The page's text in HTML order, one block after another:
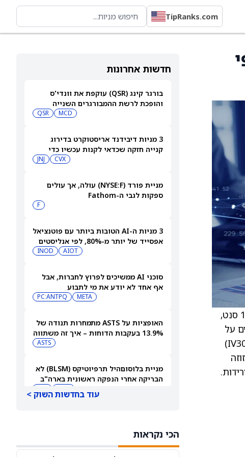
TipRanks.com
חדשות אחרונות
בורגר קינג (QSR) עוקפת את וונדי'ס
והופכת לרשת ההמבורגרים השנייה
MCD
QSR
3 מניות דיבידנד אריסטוקרט בדירוג
קנייה חזקה שכדאי לקנות עכשיו כדי
CVX
JNJ
מניית פורד (NYSE:F) עולה, אך עולים
ספקות לגבי ה-Fathom
F
3 מניות ה-AI הטובות ביותר עם פוטנציאל
אפסייד של יותר מ-80%, לפי אנליסטים
AIOT
INOD
סוכני AI ממשיכים לפרוץ לחברות, אבל
אף אחד לא יודע את מי לתבוע
META
PC:ANTPQ
האופציות על ASTS מתמחרות תנודה של
13.9% בעקבות הדוחות – איך זה משתווה
ASTS
מניית בלוסוםהיל תרפיוטיקס (BLSM) לא
הבריקה אחרי הנפקה ראשונית בארה"ב
עוד בחדשות השוק >
הכי נקראות
), כאשר המניה עולה ב-19 סנט,
מובילים על
פני קולים, מה שמביא ליחס פוט/קול של 10.37, לעומת רמה טיפוסית סביב 3.97. סטיית התקן הגלומה (IV30)